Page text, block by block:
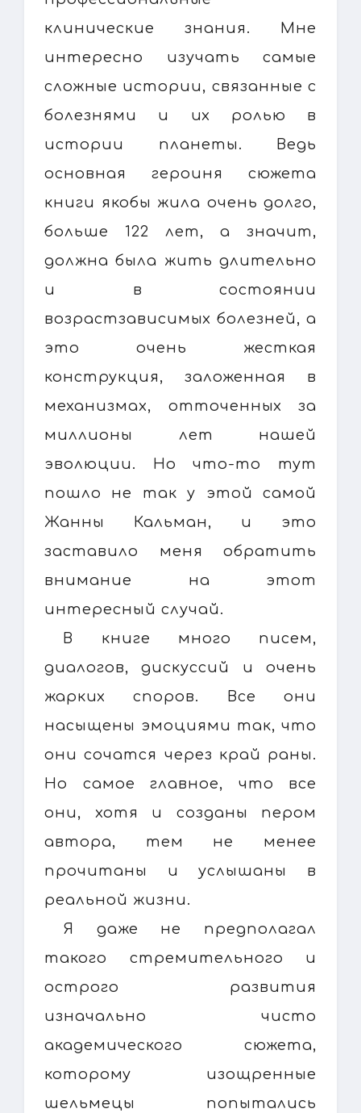
клинические знания. Мне
интересно изучать самые
сложные истории, связанные с
болезнями и их ролью в
истории планеты. Ведь
основная героиня сюжета
книги якобы жила очень долго,
больше 122 лет, а значит,
должна была жить длительно
и в состоянии
возрастзависимых болезней, а
это очень жесткая
конструкция, заложенная в
механизмах, отточенных за
миллионы лет нашей
эволюции. Но что-то тут
пошло не так у этой самой
Жанны Кальман, и это
заставило меня обратить
внимание на этот
интересный случай.
В книге много писем,
диалогов, дискуссий и очень
жарких споров. Все они
насыщены эмоциями так, что
они сочатся через край раны.
Но самое главное, что все
они, хотя и созданы пером
автора, тем не менее
прочитаны и услышаны в
реальной жизни.
Я даже не предполагал
такого стремительного и
острого развития
изначально чисто
академического сюжета,
которому изощренные
шельмецы попытались